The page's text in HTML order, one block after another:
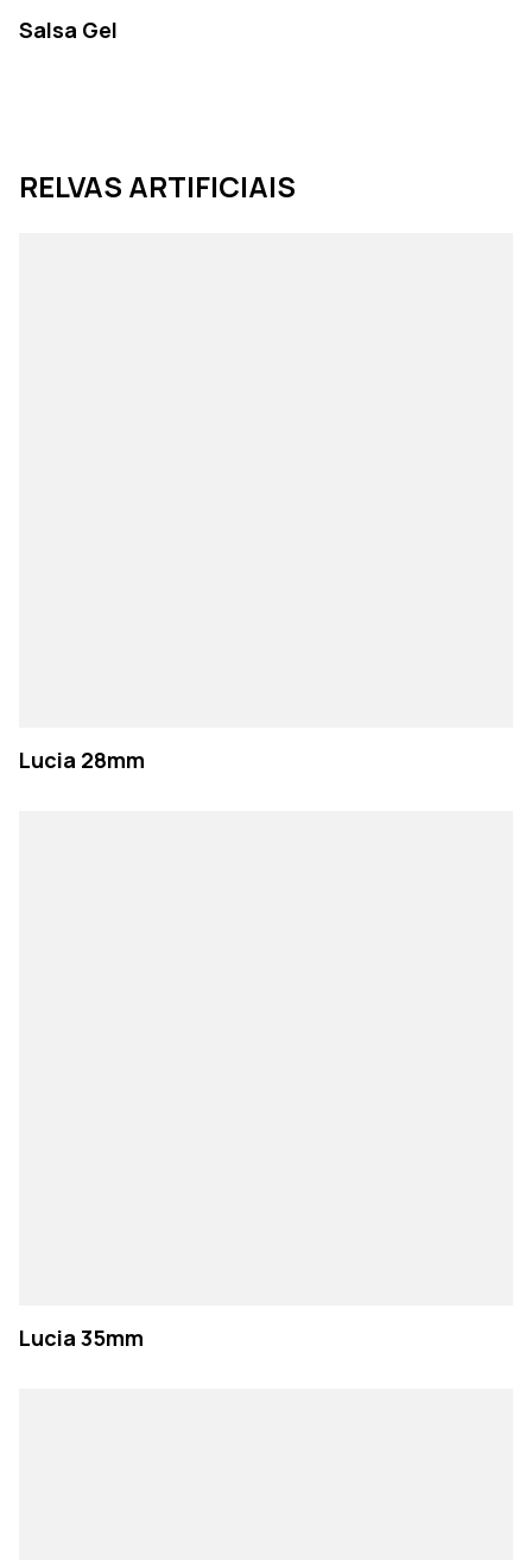
Salsa Gel
RELVAS ARTIFICIAIS
Lucia 28mm
Lucia 35mm